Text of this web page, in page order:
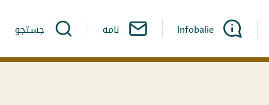
Infobalie نامه جستجو